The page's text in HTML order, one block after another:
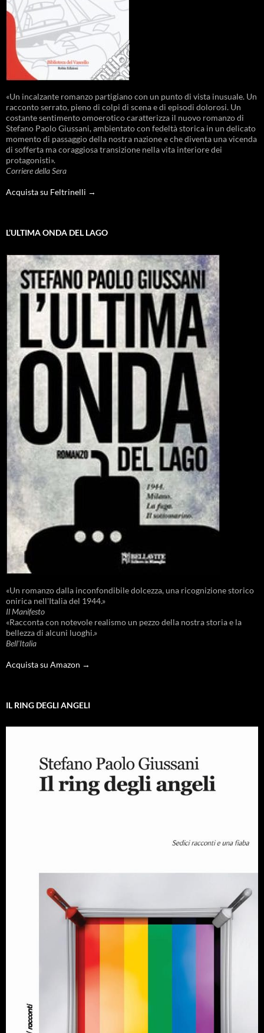
«Un incalzante romanzo partigiano con un punto di vista inusuale. Un
racconto serrato, pieno di colpi di scena e di episodi dolorosi. Un
costante sentimento omoerotico caratterizza il nuovo romanzo di
Stefano Paolo Giussani, ambientato con fedeltà storica in un delicato
momento di passaggio della nostra nazione e che diventa una vicenda
di sofferta ma coraggiosa transizione nella vita interiore dei
protagonisti».
Corriere della Sera
Acquista su Feltrinelli →
L’ULTIMA ONDA DEL LAGO
«Un romanzo dalla inconfondibile dolcezza, una ricognizione storico
onirica nell'Italia del 1944.»
Il Manifesto
«Racconta con notevole realismo un pezzo della nostra storia e la
bellezza di alcuni luoghi.»
Bell'Italia
Acquista su Amazon →
IL RING DEGLI ANGELI